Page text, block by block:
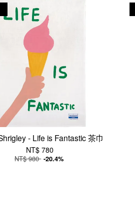
- Life is Fantastic 茶巾
NT$ 780
NT$ 980 -20.4%